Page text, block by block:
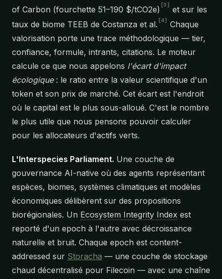
of Carbon (fourchette 51–190 $/tCO2e) [3] et sur les
taux de biome TEEB de Costanza et al. [4] Chaque
valorisation porte une trace méthodologique — tier,
confiance, formule, intrants, citations. Le moteur
calcule ce que nous appelons l'écart d'impact
écologique: le ratio entre la valeur scientifique d'un
token et son prix de marché. Cet écart est l'endroit
où le capital est le plus sous-alloué. C'est le nombre
le plus utile que nous pensons pouvoir calculer
pour les allocateurs d'actifs verts.
L'Interspecies Parliament. Une couche de
gouvernance AI-native où des agents représentant
espèces, biomes, systèmes climatiques et modèles
économiques délibèrent sur des propositions
biorégionales. Un Ecosystem Integrity Index est
reporté d'un epoch à l'autre avec décroissance
naturelle et bruit. Chaque epoch est content-
addressed sur Storacha — une couche de stockage
chaud décentralisé pour Filecoin — avec une chaîne